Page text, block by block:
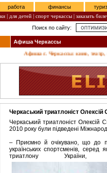
работа финансы
| для детей | спорт черкассы | заказать
Поиск по сайту:
Афиша Черкассы
Афиша г. Черкассы: кино, театр,
Черкаський триатлоніст Олексій
Черкаський триатлоніст Олексій
2010 року були підведені
– Приємно й очікувано, що до
українських спортсменів, серед
триатлону України,